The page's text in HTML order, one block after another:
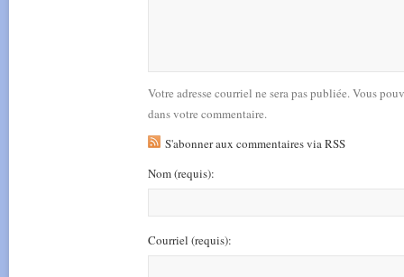
Votre adresse courriel ne sera pas publiée. Vous
dans votre commentaire.
S'abonner aux commentaires via RSS
Nom(requis):
Courriel (requis):